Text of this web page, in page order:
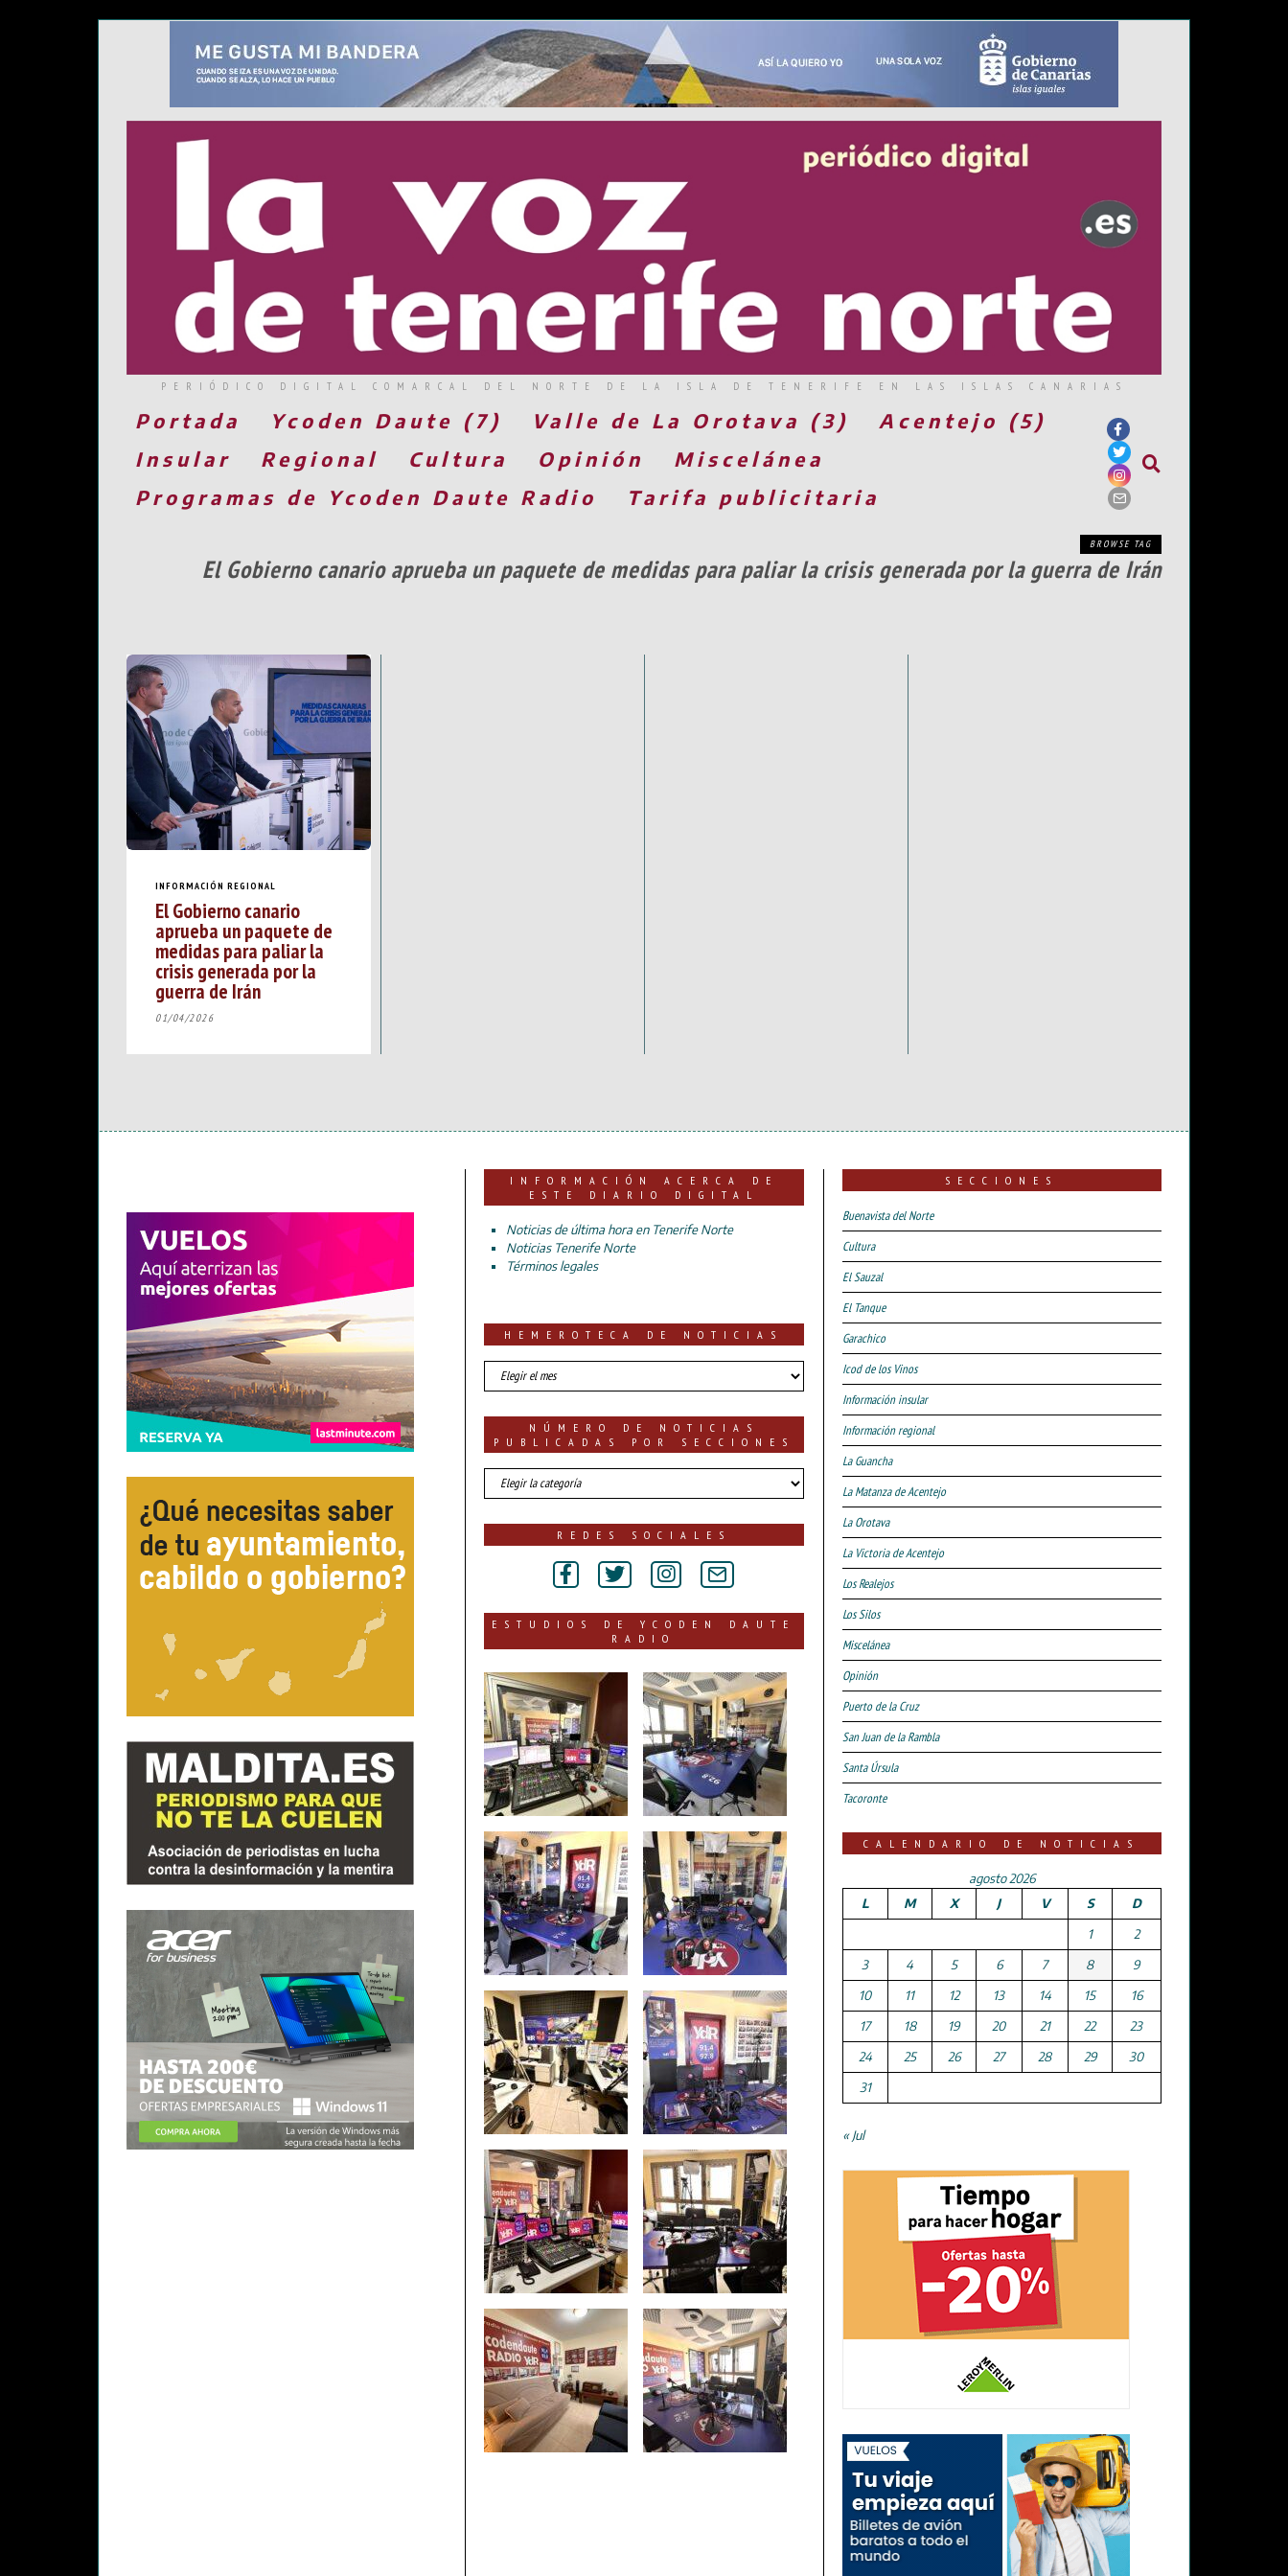
PERIÓDICO DIGITAL COMARCAL DEL NORTE DE LA ISLA DE TENERIFE EN LAS ISLAS CANARIAS
Portada Ycoden Daute (7) Valle de La Orotava (3)
Acentejo (5)
Insular
Regional Cultura Opinión
Miscelánea
Programas de Ycoden Daute Radio
Tarifa publicitaria
BROWSE TAG
El Gobierno canario aprueba un paquete de medidas para paliar la crisis generada por la guerra de Irán
INFORMACIÓN REGIONAL
El Gobierno canario
aprueba un paquete de
medidas para paliar la
crisis generada por la
guerra de Irán
01/04/2026
INFORMACIÓN ACERCA DE
ESTE DIARIO DIGITAL
Noticias de última hora en Tenerife Norte
Noticias Tenerife Norte
Términos legales
HEMEROTECA DE NOTICIAS
HEMEROTECA
DE
NÚMERO DE NOTICIAS
PUBLICADAS POR SECCIONES
número
de
por
REDES SOCIALES
ESTUDIOS DE YCODEN DAUTE
RADIO
SECCIONES
Buenavista del Norte
Cultura
El Sauzal
El Tanque
Garachico
Icod de los Vinos
Información insular
Información regional
La Guancha
La Matanza de Acentejo
La Orotava
La Victoria de Acentejo
Los Realejos
Los Silos
Miscelánea
Opinión
Puerto de la Cruz
San Juan de la Rambla
Santa Úrsula
Tacoronte
CALENDARIO DE NOTICIAS
agosto 2026
L
M X J V S
D
1
2
3
4 5 6 7 8
9
10
11 12 13 14 15
16
17
18 19 20 21 22
23
24
25 26 27 28 29
30
31
« Jul